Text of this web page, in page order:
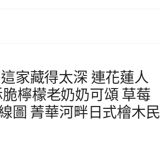
家藏得太深 連花蓮人
檸檬老奶奶可頌 草莓
圖 菁華河畔日式檜木民